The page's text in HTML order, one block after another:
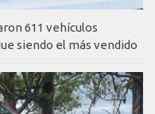
611 vehículos
siendo el más vendido